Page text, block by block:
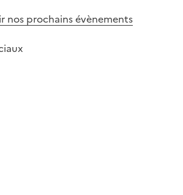
nos prochains évènements